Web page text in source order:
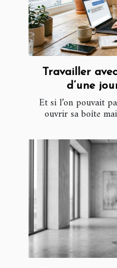
Travailler
d’une
Et si l’on pouvait
ouvrir sa boîte